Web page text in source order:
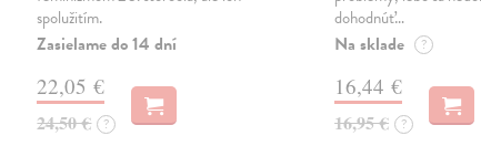
spolužitím.
Zasielame do 14 dní
22,05 €
24,50 € ?
dohodnúť…
Na sklade ?
16,44 €
16,95 € ?